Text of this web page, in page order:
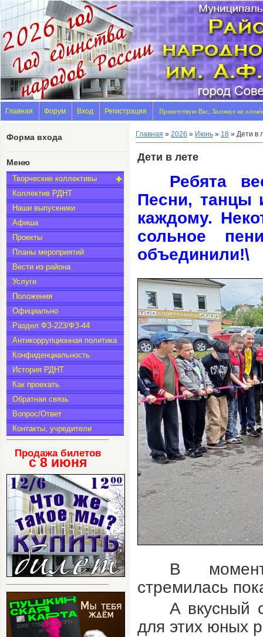
Главная Форум Вход Регистрация Приветствую Вас, Заглянул на огонёк
Форма входа
Меню
Творческие коллективы
Коллектив РДНТ
Наши выпускники
Афиша
Проекты
Планы мероприятий
Вести из района
Услуги
Положения
Официально
Раздел ФЗ-223/ФЗ-44
Антикоррупционная политика
Конфиденциальность
История РДНТ
Как проехать
Обратная связь
Вопрос/Ответ
Контакты, учредители
Продажа билетов
с 8 июня
Главная » 2026 » Июнь » 18 » Дети в
Дети в лете
Ребята
Песни, танцы
каждому.
сольное
объединили!\
В
стремилась
А вкусный
для этих юных